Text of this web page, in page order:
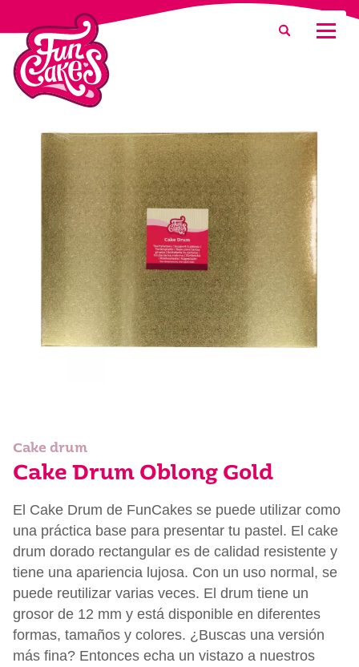
¿Qué estás buscando?
Buscar
Cake drum
Cake Drum Oblong Gold
El Cake Drum de FunCakes se puede utilizar como
una práctica base para presentar tu pastel. El cake
drum dorado rectangular es de calidad resistente y
tiene una apariencia lujosa. Con un uso normal, se
puede reutilizar varias veces. El drum tiene un
grosor de 12 mm y está disponible en diferentes
formas, tamaños y colores. ¿Buscas una versión
más fina? Entonces echa un vistazo a nuestros